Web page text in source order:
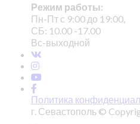
Режим работы:
Пн-Пт с 9:00 до 19:00,
СБ: 10.00 -17.00
Вс-выходной
Политика
г. Севастополь ©